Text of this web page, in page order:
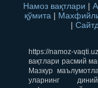
Намоз вақтлари |
қўмита |
|
https://namoz-
вақтлари расмий
Мазкур
уларнинг